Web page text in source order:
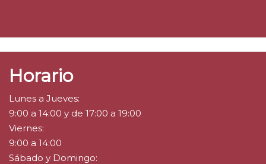
Horario
Lunes a Jueves:
9:00 a 14:00 y de 17:00 a 19:00
Viernes:
9:00 a 14:00
Sábado y Domingo: